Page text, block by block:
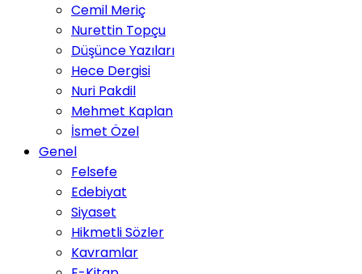
Cemil Meriç
Nurettin Topçu
Düşünce Yazıları
Hece Dergisi
Nuri Pakdil
Mehmet Kaplan
İsmet Özel
Genel
Felsefe
Edebiyat
Siyaset
Hikmetli Sözler
Kavramlar